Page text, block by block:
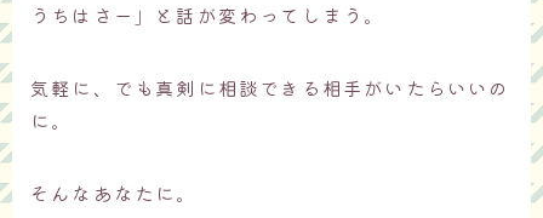
うちはさー」と話が変わってしまう。
気軽に、でも真剣に相談できる相手がいたらいいの
に。
そんなあなたに。